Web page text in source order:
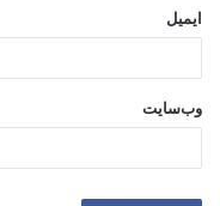
ایمیل
وب‌سایت